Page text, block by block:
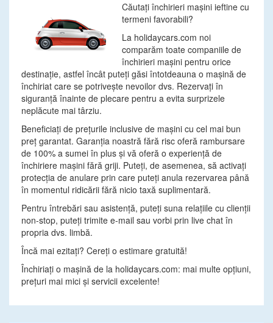
Căutaţi închirieri maşini ieftine cu
termeni favorabili?
La holidaycars.com noi
comparăm toate companiile de
închirieri maşini pentru orice
destinaţie, astfel încât puteţi găsi întotdeauna o maşină de
închiriat care se potriveşte nevoilor dvs. Rezervaţi în
siguranţă înainte de plecare pentru a evita surprizele
neplăcute mai târziu.
Beneficiaţi de preţurile inclusive de maşini cu cel mai bun
preţ garantat. Garanţia noastră fără risc oferă rambursare
de 100% a sumei în plus şi vă oferă o experienţă de
închiriere maşini fără griji. Puteţi, de asemenea, să activaţi
protecţia de anulare prin care puteţi anula rezervarea până
în momentul ridicării fără nicio taxă suplimentară.
Pentru întrebări sau asistenţă, puteţi suna relaţiile cu clienţii
non-stop, puteţi trimite e-mail sau vorbi prin live chat în
propria dvs. limbă.
Încă mai ezitaţi? Cereţi o estimare gratuită!
Închiriaţi o maşină de la holidaycars.com: mai multe opţiuni,
preţuri mai mici şi servicii excelente!